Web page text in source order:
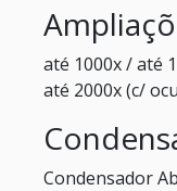
até 1000x / até
até 2000x (c/
Condensador